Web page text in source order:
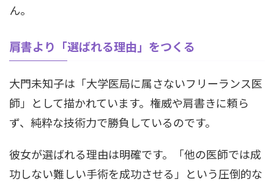
ん。
肩書より「選ばれる理由」をつくる
大門未知子は「大学医局に属さないフリーランス医
師」として描かれています。権威や肩書きに頼ら
ず、純粋な技術力で勝負しているのです。
彼女が選ばれる理由は明確です。「他の医師では成
功しない難しい手術を成功させる」という圧倒的な